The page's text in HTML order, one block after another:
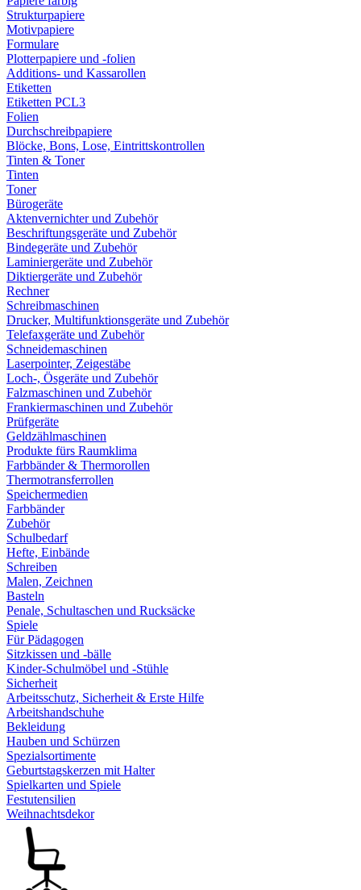
Strukturpapiere
Motivpapiere
Formulare
Plotterpapiere und -folien
Additions- und Kassarollen
Etiketten
Etiketten PCL3
Folien
Durchschreibpapiere
Blöcke, Bons, Lose, Eintrittskontrollen
Tinten & Toner
Tinten
Toner
Bürogeräte
Aktenvernichter und Zubehör
Beschriftungsgeräte und Zubehör
Bindegeräte und Zubehör
Laminiergeräte und Zubehör
Diktiergeräte und Zubehör
Rechner
Schreibmaschinen
Drucker, Multifunktionsgeräte und Zubehör
Telefaxgeräte und Zubehör
Schneidemaschinen
Laserpointer, Zeigestäbe
Loch-, Ösgeräte und Zubehör
Falzmaschinen und Zubehör
Frankiermaschinen und Zubehör
Prüfgeräte
Geldzählmaschinen
Produkte fürs Raumklima
Farbbänder & Thermorollen
Thermotransferrollen
Speichermedien
Farbbänder
Zubehör
Schulbedarf
Hefte, Einbände
Schreiben
Malen, Zeichnen
Basteln
Penale, Schultaschen und Rucksäcke
Spiele
Für Pädagogen
Sitzkissen und -bälle
Kinder-Schulmöbel und -Stühle
Sicherheit
Arbeitsschutz, Sicherheit & Erste Hilfe
Arbeitshandschuhe
Bekleidung
Hauben und Schürzen
Spezialsortimente
Geburtstagskerzen mit Halter
Spielkarten und Spiele
Festutensilien
Weihnachtsdekor